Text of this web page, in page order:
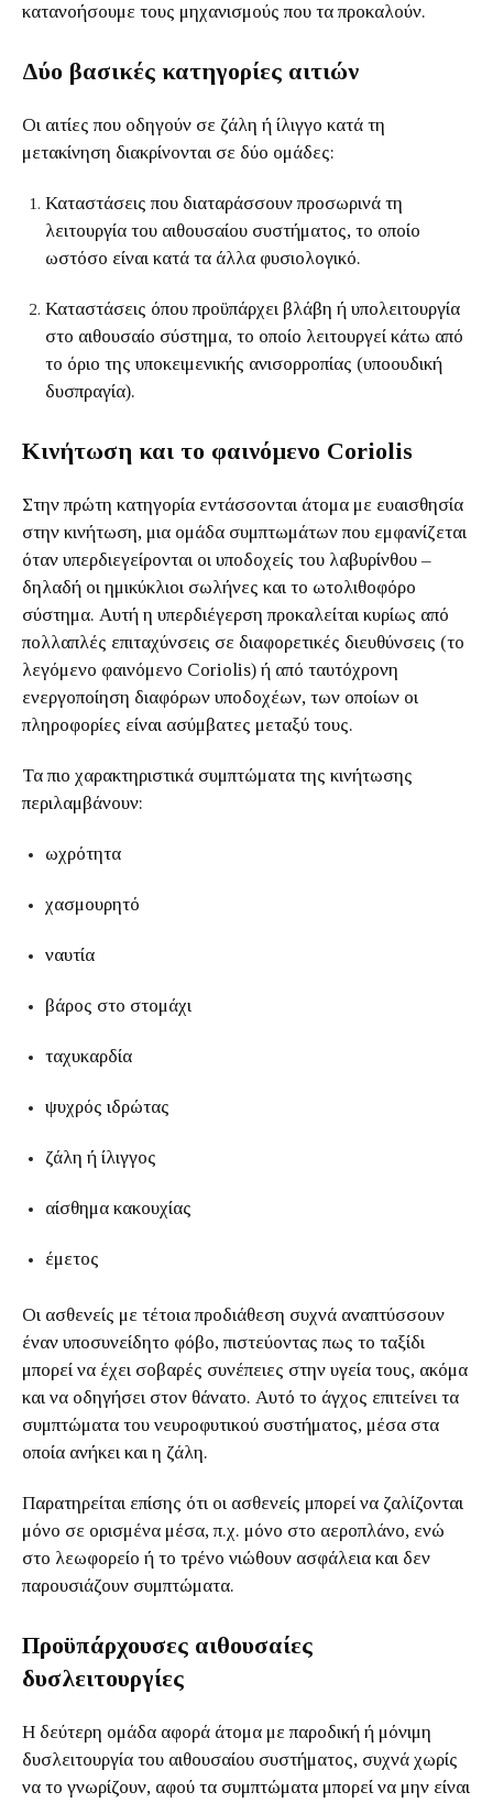
κατανοήσουμε τους μηχανισμούς που τα προκαλούν.
Δύο βασικές κατηγορίες αιτιών
Οι αιτίες που οδηγούν σε ζάλη ή ίλιγγο κατά τη
μετακίνηση διακρίνονται σε δύο ομάδες:
Καταστάσεις που διαταράσσουν προσωρινά τη
λειτουργία του αιθουσαίου συστήματος, το οποίο
ωστόσο είναι κατά τα άλλα φυσιολογικό.
Καταστάσεις όπου προϋπάρχει βλάβη ή υπολειτουργία
στο αιθουσαίο σύστημα, το οποίο λειτουργεί κάτω από
το όριο της υποκειμενικής ανισορροπίας (υποουδική
δυσπραγία).
Κινήτωση και το φαινόμενο Coriolis
Στην πρώτη κατηγορία εντάσσονται άτομα με ευαισθησία
στην κινήτωση, μια ομάδα συμπτωμάτων που εμφανίζεται
όταν υπερδιεγείρονται οι υποδοχείς του λαβυρίνθου –
δηλαδή οι ημικύκλιοι σωλήνες και το ωτολιθοφόρο
σύστημα. Αυτή η υπερδιέγερση προκαλείται κυρίως από
πολλαπλές επιταχύνσεις σε διαφορετικές διευθύνσεις (το
λεγόμενο φαινόμενο Coriolis) ή από ταυτόχρονη
ενεργοποίηση διαφόρων υποδοχέων, των οποίων οι
πληροφορίες είναι ασύμβατες μεταξύ τους.
Τα πιο χαρακτηριστικά συμπτώματα της κινήτωσης
περιλαμβάνουν:
ωχρότητα
χασμουρητό
ναυτία
βάρος στο στομάχι
ταχυκαρδία
ψυχρός ιδρώτας
ζάλη ή ίλιγγος
αίσθημα κακουχίας
έμετος
Οι ασθενείς με τέτοια προδιάθεση συχνά αναπτύσσουν
έναν υποσυνείδητο φόβο, πιστεύοντας πως το ταξίδι
μπορεί να έχει σοβαρές συνέπειες στην υγεία τους, ακόμα
και να οδηγήσει στον θάνατο. Αυτό το άγχος επιτείνει τα
συμπτώματα του νευροφυτικού συστήματος, μέσα στα
οποία ανήκει και η ζάλη.
Παρατηρείται επίσης ότι οι ασθενείς μπορεί να ζαλίζονται
μόνο σε ορισμένα μέσα, π.χ. μόνο στο αεροπλάνο, ενώ
στο λεωφορείο ή το τρένο νιώθουν ασφάλεια και δεν
παρουσιάζουν συμπτώματα.
Προϋπάρχουσες αιθουσαίες
δυσλειτουργίες
Η δεύτερη ομάδα αφορά άτομα με παροδική ή μόνιμη
δυσλειτουργία του αιθουσαίου συστήματος, συχνά χωρίς
να το γνωρίζουν, αφού τα συμπτώματα μπορεί να μην είναι